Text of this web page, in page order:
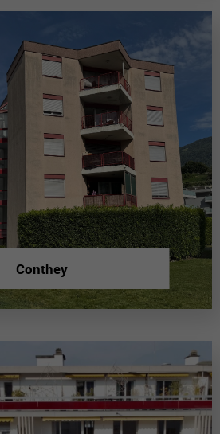
Conthey